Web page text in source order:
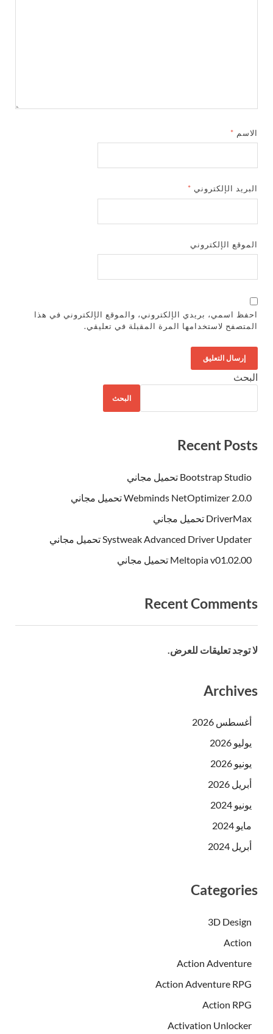
الاسم *
البريد الإلكتروني *
الموقع الإلكتروني
احفظ اسمي، بريدي الإلكتروني، والموقع الإلكتروني في هذا
المتصفح لاستخدامها المرة المقبلة في تعليقي.
البحث
البحث
Recent Posts
Bootstrap Studio تحميل مجاني
Webminds NetOptimizer 2.0.0 تحميل مجاني
DriverMax تحميل مجاني
Systweak Advanced Driver Updater تحميل مجاني
Meltopia v01.02.00 تحميل مجاني
Recent Comments
لا توجد تعليقات للعرض.
Archives
أغسطس 2026
يوليو 2026
يونيو 2026
أبريل 2026
يونيو 2024
مايو 2024
أبريل 2024
Categories
3D Design
Action
Action Adventure
Action Adventure RPG
Action RPG
Activation Unlocker